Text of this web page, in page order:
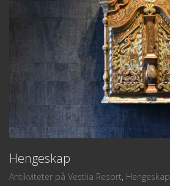
Hengeskap
Antikviteter på Vestlia Resort, Hengeskap